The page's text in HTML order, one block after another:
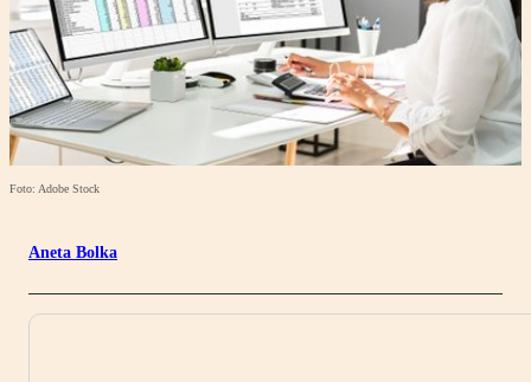
Foto: Adobe Stock
Aneta Bolka